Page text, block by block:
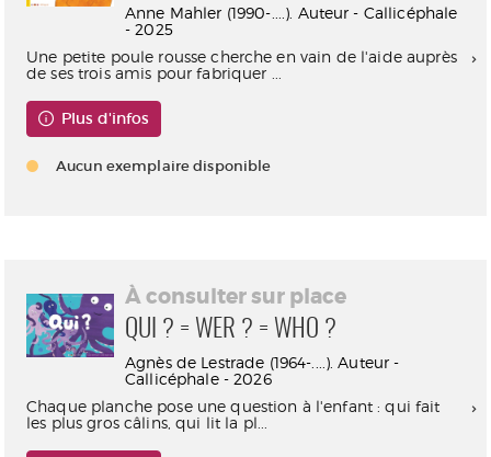
Anne Mahler (1990-....). Auteur - Callicéphale
- 2025
Une petite poule rousse cherche en vain de l'aide auprès
de ses trois amis pour fabriquer ...
Plus d'infos
Aucun exemplaire disponible
À consulter sur place
QUI ? = WER ? = WHO ?
Agnès de Lestrade (1964-....). Auteur -
Callicéphale - 2026
Chaque planche pose une question à l'enfant : qui fait
les plus gros câlins, qui lit la pl...